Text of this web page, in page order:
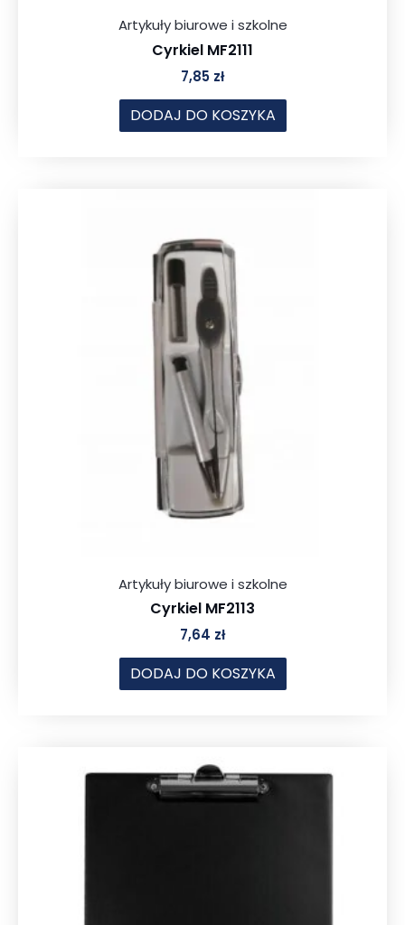
Artykuły biurowe i szkolne
Cyrkiel MF2111
7,85 zł
DODAJ DO KOSZYKA
Artykuły biurowe i szkolne
Cyrkiel MF2113
7,64 zł
DODAJ DO KOSZYKA